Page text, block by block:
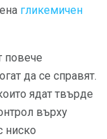
гликемичен
повече
да се справят.
ядат твърде
върху
ниско